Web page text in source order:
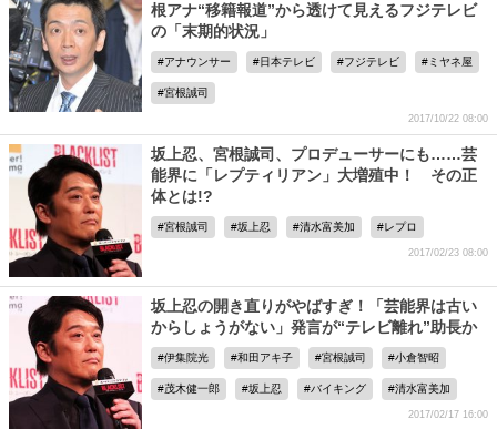
根アナ“移籍報道”から透けて見えるフジテレビ
の「末期的状況」
アナウンサー 日本テレビ フジテレビ ミヤネ屋
宮根誠司
2017/10/22 08:00
坂上忍、宮根誠司、プロデューサーにも……芸
能界に「レプティリアン」大増殖中！ その正
体とは!?
宮根誠司 坂上忍 清水富美加 レプロ
2017/02/23 08:00
坂上忍の開き直りがやばすぎ！「芸能界は古い
からしょうがない」発言が“テレビ離れ”助長か
伊集院光 和田アキ子 宮根誠司 小倉智昭
茂木健一郎 坂上忍 バイキング 清水富美加
2017/02/17 16:00